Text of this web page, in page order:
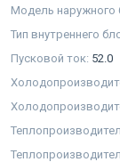
Модель наружного
Тип внутреннего
Пусковой ток: 52.0